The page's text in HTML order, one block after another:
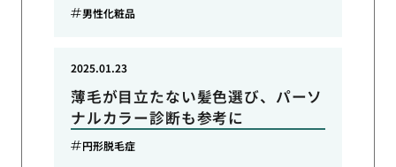
男性化粧品
薄毛が目立たない髪色選び、パーソ
ナルカラー診断も参考に
2025.01.23
円形脱毛症